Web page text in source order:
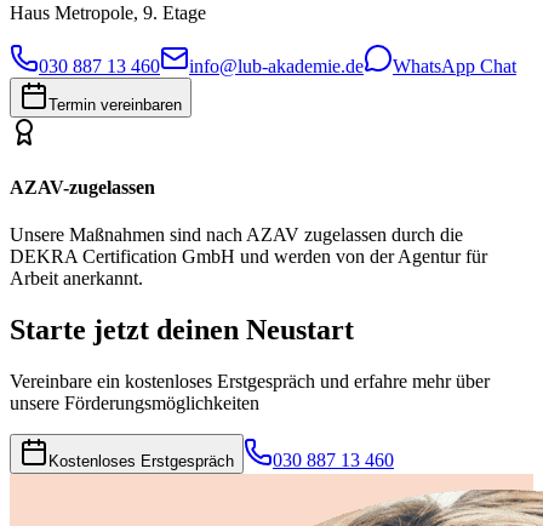
Haus Metropole, 9. Etage
030 887 13 460 info@lub-akademie.de WhatsApp Chat
Termin vereinbaren
AZAV-zugelassen
Unsere Maßnahmen sind nach AZAV zugelassen durch die
DEKRA Certification GmbH und werden von der Agentur für
Arbeit anerkannt.
Starte jetzt deinen Neustart
Vereinbare ein kostenloses Erstgespräch und erfahre mehr über
unsere Förderungsmöglichkeiten
Kostenloses Erstgespräch 030 887 13 460